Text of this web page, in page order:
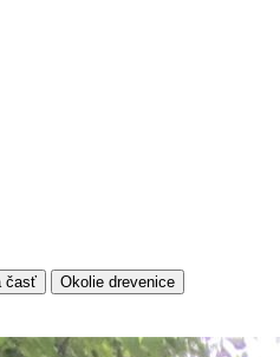
časť Okolie drevenice